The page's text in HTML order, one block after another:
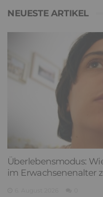
NEUESTE ARTIKEL
Überlebensmodus:
im Erwachsenenalter